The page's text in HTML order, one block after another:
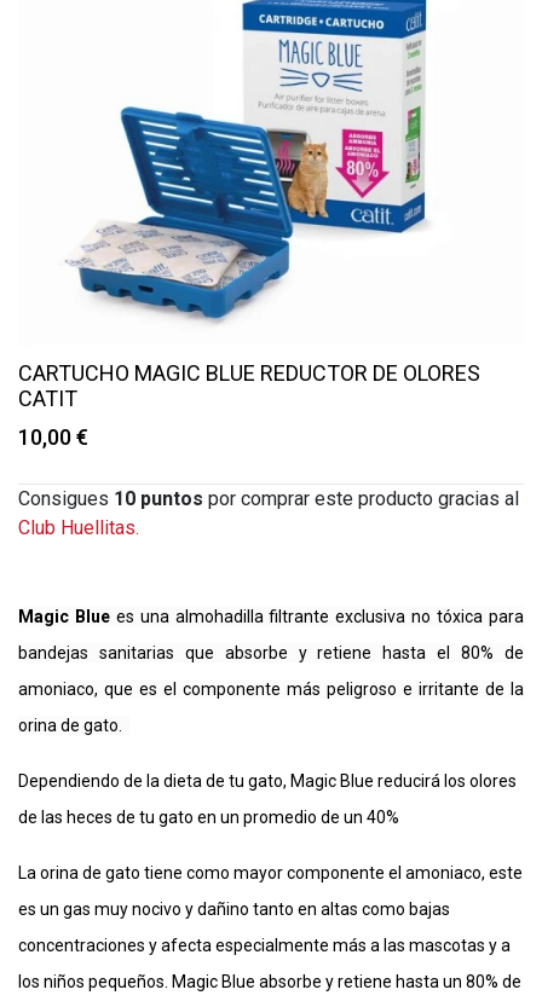
CARTUCHO MAGIC BLUE REDUCTOR DE OLORES
CATIT
10,00 €
Consigues 10 puntos por comprar este producto gracias al
Club Huellitas.
Magic Bluees una almohadilla filtrante exclusiva no tóxica para
bandejas sanitarias que absorbe y retiene hasta el 80% de
amoniaco, que es el componente más peligroso e irritante de la
orina de gato.
Dependiendo de la dieta de tu gato, Magic Blue reducirá los olores
de las heces de tu gato en un promedio de un 40%
La orina de gato tiene como mayor componente el amoniaco, este
es un gas muy nocivo y dañino tanto en altas como bajas
concentraciones y afecta especialmente más a las mascotas y a
los niños pequeños. Magic Blue absorbe y retiene hasta un 80% de